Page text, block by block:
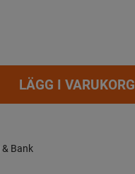
LÄGG I VARUKORG
Bank